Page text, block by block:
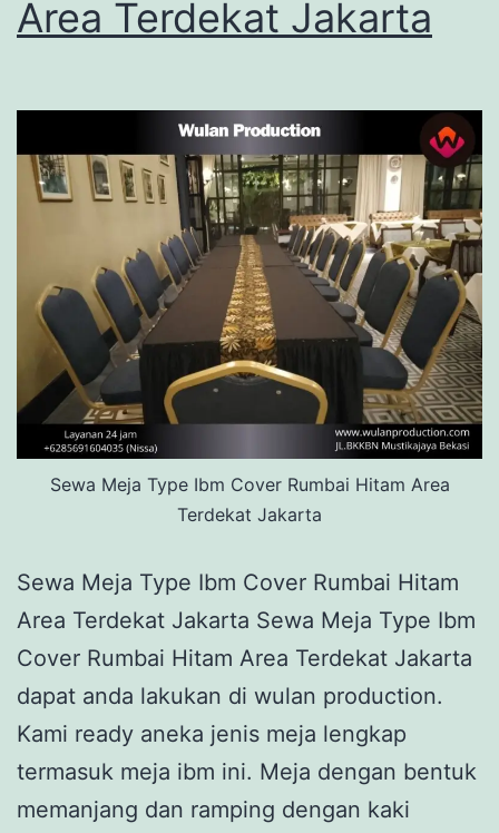
Area Terdekat Jakarta
Sewa Meja Type Ibm Cover Rumbai Hitam Area
Terdekat Jakarta
Sewa Meja Type Ibm Cover Rumbai Hitam
Area Terdekat Jakarta Sewa Meja Type Ibm
Cover Rumbai Hitam Area Terdekat Jakarta
dapat anda lakukan di wulan production.
Kami ready aneka jenis meja lengkap
termasuk meja ibm ini. Meja dengan bentuk
memanjang dan ramping dengan kaki